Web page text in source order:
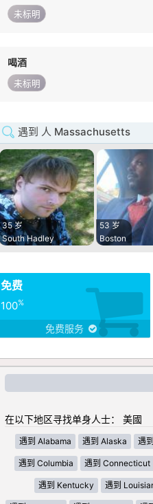
未标明
喝酒
未标明
遇到 人 Massachusetts
35 岁
South Hadley
53 岁
Boston
免费
100%
免费服务
在以下地区寻找单身人士： 美國
遇到 Alabama 遇到 Alaska 遇
遇到 Columbia 遇到 Connecticut
遇到 Kentucky 遇到